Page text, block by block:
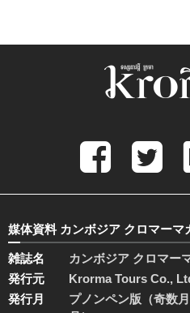
媒体資料 カンボジア クロマーマ
雑誌名
カンボジア クロマー
発行元
Krorma Tours Co.,
発行月
プノンペン版（奇数